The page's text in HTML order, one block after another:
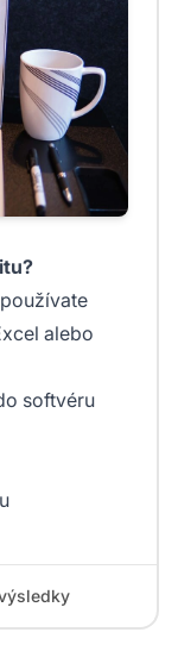
alebo
softvéru